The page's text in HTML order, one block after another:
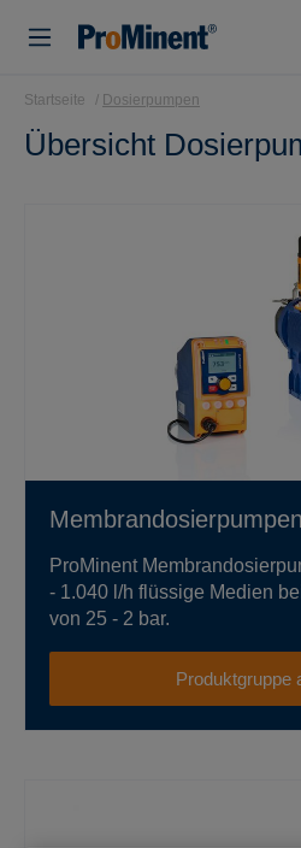
springen
Startseite Dosierpumpen
Übersicht
Membrandosierpumpen
ProMinent
- 1.040 l/h flüssige Medien
von 25 - 2 bar.
Produktgruppe